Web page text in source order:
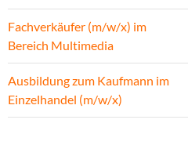
Fachverkäufer (m/w/x) im
Bereich Multimedia
Ausbildung zum Kaufmann im
Einzelhandel (m/w/x)